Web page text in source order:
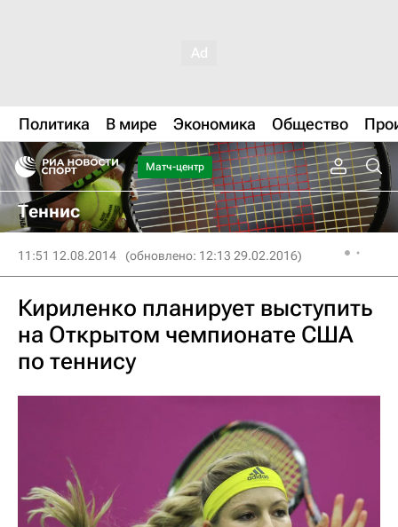
Политика В мире Экономика Общество
Матч-центр
Теннис
11:51 12.08.2014 (обновлено: 12:13 29.02.2016)
Кириленко планирует выступить
на Открытом чемпионате США
по теннису